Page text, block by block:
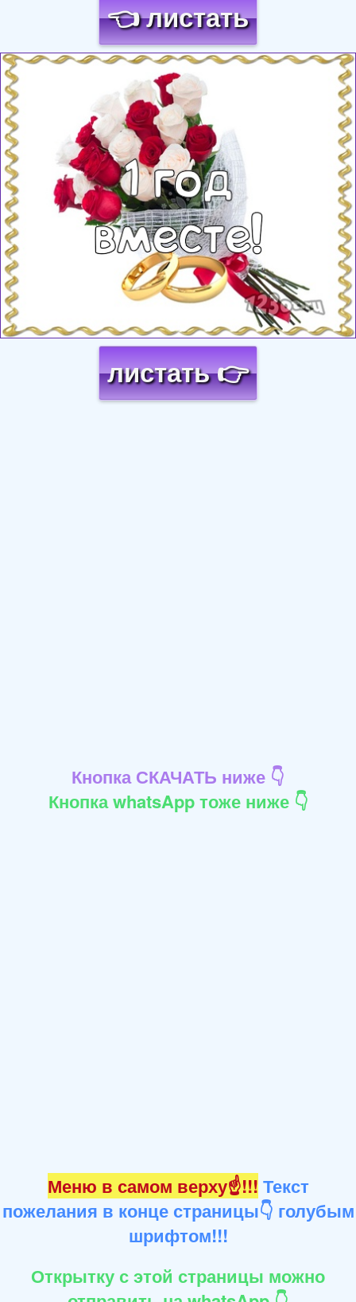
👈 листать
Загрузка картинки...
листать 👉
Кнопка СКАЧАТЬ ниже 👇
Кнопка whatsApp тоже ниже 👇
Меню в самом верху☝!!! Текст
пожелания в конце страницы👇 голубым
шрифтом!!!
Открытку с этой страницы можно